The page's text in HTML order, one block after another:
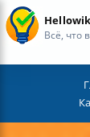
Всё, что